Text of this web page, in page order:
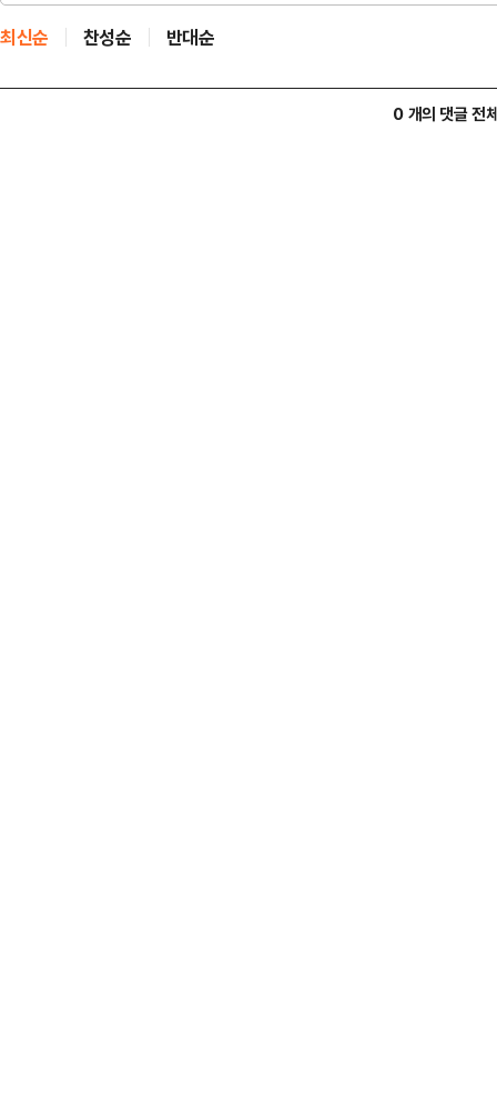
최신순 찬성순 반대순
0 개의 댓글 전